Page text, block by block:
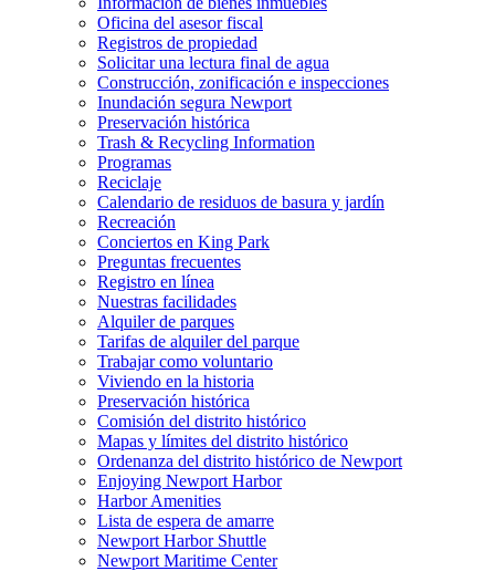
Oficina del asesor fiscal
Registros de propiedad
Solicitar una lectura final de agua
Construcción, zonificación e inspecciones
Inundación segura Newport
Preservación histórica
Trash & Recycling Information
Programas
Reciclaje
Calendario de residuos de basura y jardín
Recreación
Conciertos en King Park
Preguntas frecuentes
Registro en línea
Nuestras facilidades
Alquiler de parques
Tarifas de alquiler del parque
Trabajar como voluntario
Viviendo en la historia
Preservación histórica
Comisión del distrito histórico
Mapas y límites del distrito histórico
Ordenanza del distrito histórico de Newport
Enjoying Newport Harbor
Harbor Amenities
Lista de espera de amarre
Newport Harbor Shuttle
Newport Maritime Center